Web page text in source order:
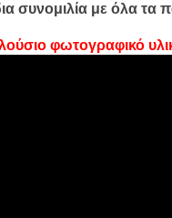
συνομιλία με όλα τα
φωτογραφικό